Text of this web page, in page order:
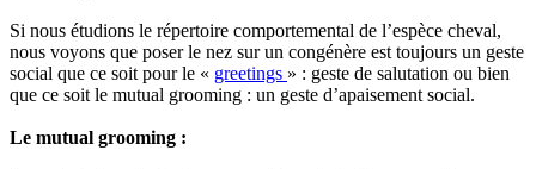
Si nous étudions le répertoire comportemental de l’espèce cheval,
nous voyons que poser le nez sur un congénère est toujours un geste
social que ce soit pour le « greetings » : geste de salutation ou bien
que ce soit le mutual grooming : un geste d’apaisement social.
Le mutual grooming :